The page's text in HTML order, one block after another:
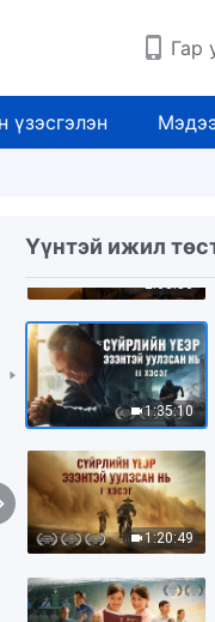
Гар
үзэсгэлэн
Үүнтэй ижил
2:05:56
1:35:10
1:20:49